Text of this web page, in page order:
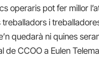
operaris pot fer millor
i
quedarà ni quines
de CCOO a Eulen